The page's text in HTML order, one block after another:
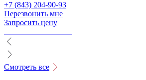
+7 (843) 204-90-93
Перезвонить мне
Запросить цену
Смотреть все